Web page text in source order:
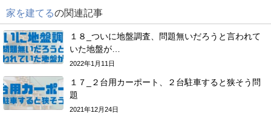
家を建てるの関連記事
１８_ついに地盤調査、問題無いだろうと言われて
いた地盤が…
2022年1月11日
１７_２台用カーポート、２台駐車すると狭そう問
題
2021年12月24日